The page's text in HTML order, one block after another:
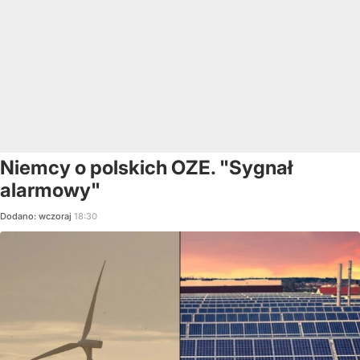
Niemcy o polskich OZE. "Sygnał
alarmowy"
Dodano: wczoraj 18:30